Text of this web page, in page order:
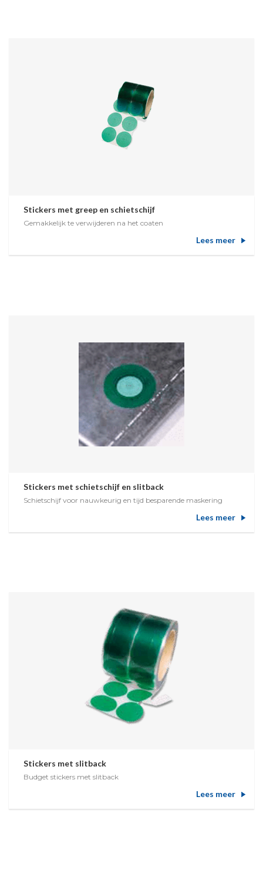
Stickers met greep en schietschijf
Gemakkelijk te verwijderen na het coaten
Lees meer
Stickers met schietschijf en slitback
Schietschijf voor nauwkeurig en tijd besparende maskering
Lees meer
Stickers met slitback
Budget stickers met slitback
Lees meer